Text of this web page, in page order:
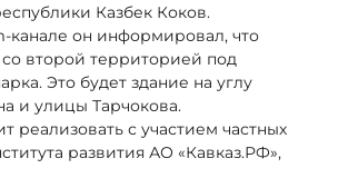
Казбек Коков.
канале он информировал, что
второй территорией под
Это будет здание на углу
и улицы Тарчокова.
реализовать с участием частных
развития АО «Кавказ.РФ»,